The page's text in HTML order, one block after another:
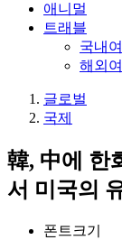
애니멀
트래블
국내
해외
글로벌
국제
韓, 中에 한
서 미국의
폰트크기